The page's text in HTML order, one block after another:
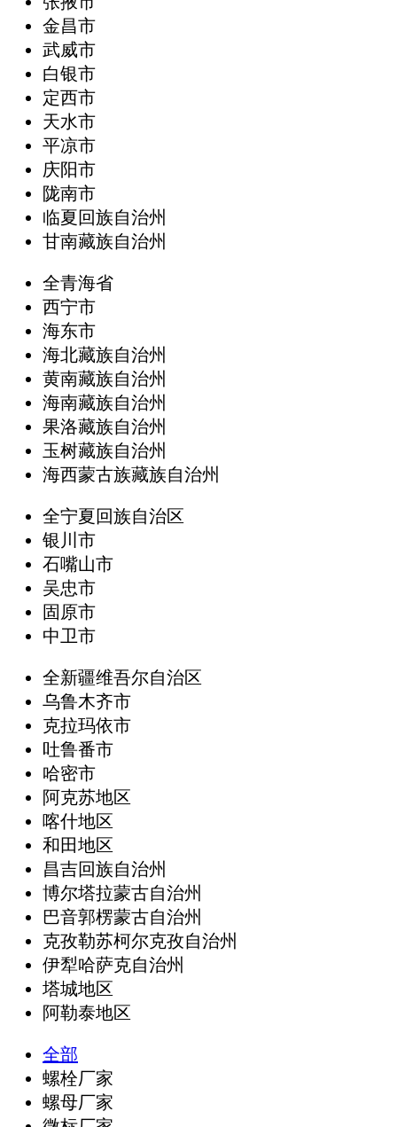
金昌市
武威市
白银市
定西市
天水市
平凉市
庆阳市
陇南市
临夏回族自治州
甘南藏族自治州
全青海省
西宁市
海东市
海北藏族自治州
黄南藏族自治州
海南藏族自治州
果洛藏族自治州
玉树藏族自治州
海西蒙古族藏族自治州
全宁夏回族自治区
银川市
石嘴山市
吴忠市
固原市
中卫市
全新疆维吾尔自治区
乌鲁木齐市
克拉玛依市
吐鲁番市
哈密市
阿克苏地区
喀什地区
和田地区
昌吉回族自治州
博尔塔拉蒙古自治州
巴音郭楞蒙古自治州
克孜勒苏柯尔克孜自治州
伊犁哈萨克自治州
塔城地区
阿勒泰地区
全部
螺栓厂家
螺母厂家